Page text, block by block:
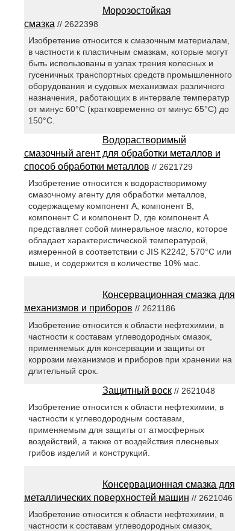
Морозостойкая
смазка // 2622398
Изобретение относится к смазочным материалам,
в частности к пластичным смазкам, которые могут
быть использованы в узлах трения колесных и
гусеничных транспортных средств промышленного
оборудования и судовых механизмах различного
назначения, работающих в интервале температур
от минус 60°С (кратковременно от минус 65°С) до
150°С.
Водорастворимый
смазочный агент для обработки металлов и
способ обработки металлов // 2621729
Изобретение относится к водорастворимому
смазочному агенту для обработки металлов,
содержащему компонент А, компонент В,
компонент С и компонент D, где компонент А
представляет собой минеральное масло, которое
обладает характеристической температурой,
измеренной в соответствии с JIS K2242, 570°С или
выше, и содержится в количестве 10% мас.
Консервационная смазка для
механизмов и приборов // 2621186
Изобретение относится к области нефтехимии, в
частности к составам углеводородных смазок,
применяемых для консервации и защиты от
коррозии механизмов и приборов при хранении на
длительный срок.
Защитный воск// 2621048
Изобретение относится к области нефтехимии, в
частности к углеводородным составам,
применяемым для защиты от атмосферных
воздействий, а также от воздействия плесневых
грибов изделий и конструкций.
Консервационная смазка для
металлических поверхностей машин // 2621046
Изобретение относится к области нефтехимии, в
частности к составам углеводородных смазок,